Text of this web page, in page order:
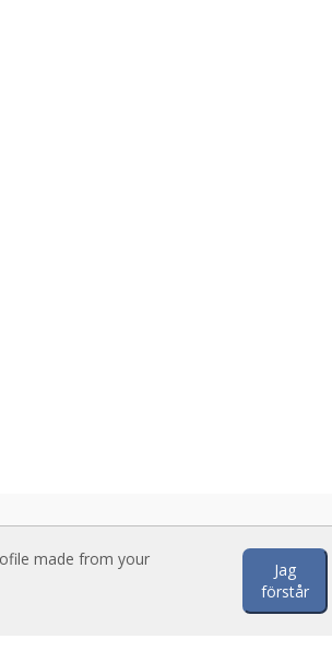
made from your
Jag
förstår